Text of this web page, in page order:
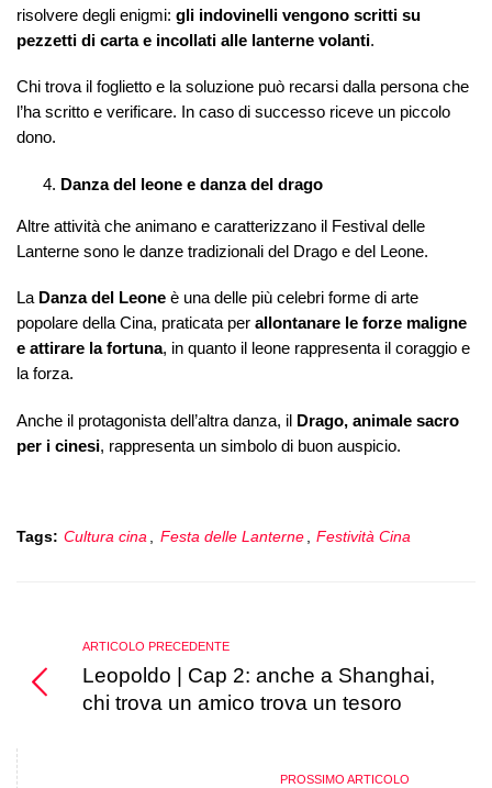
risolvere degli enigmi: gli indovinelli vengono scritti su
pezzetti di carta e incollati alle lanterne volanti.
Chi trova il foglietto e la soluzione può recarsi dalla persona che
l’ha scritto e verificare. In caso di successo riceve un piccolo
dono.
Danza del leone e danza del drago
Altre attività che animano e caratterizzano il Festival delle
Lanterne sono le danze tradizionali del Drago e del Leone.
La Danza del Leone è una delle più celebri forme di arte
popolare della Cina, praticata per allontanare le forze maligne
e attirare la fortuna, in quanto il leone rappresenta il coraggio e
la forza.
Anche il protagonista dell’altra danza, il Drago, animale sacro
per i cinesi, rappresenta un simbolo di buon auspicio.
Tags: Cultura cina Festa delle Lanterne Festività Cina
ARTICOLO PRECEDENTE
Leopoldo | Cap 2: anche a Shanghai,
chi trova un amico trova un tesoro
PROSSIMO ARTICOLO